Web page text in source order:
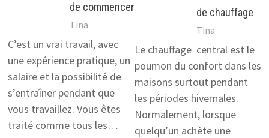
de commencer
Tina
C’est un vrai travail, avec
une expérience pratique, un
salaire et la possibilité de
s’entraîner pendant que
vous travaillez. Vous êtes
traité comme tous les…
de chauffage
Tina
Le chauffage central est le
poumon du confort dans les
maisons surtout pendant
les périodes hivernales.
Normalement, lorsque
quelqu’un achète une